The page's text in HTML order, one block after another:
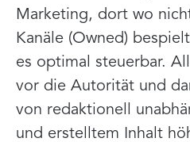
Marketing, dort wo
Kanäle (Owned)
es optimal steuerbar.
vor die Autorität und
von redaktionell
und erstelltem Inhalt